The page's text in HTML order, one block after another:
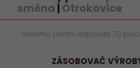
směna | Otrokovice
Vašemu zadání odpovídá 70
ZÁSOBOVAČ